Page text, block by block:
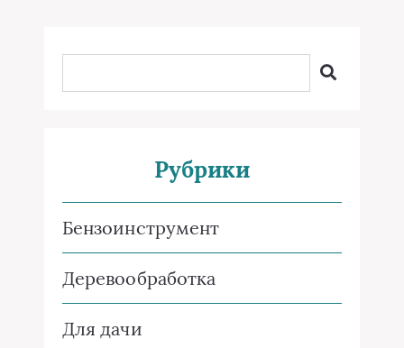
Рубрики
Бензоинструмент
Деревообработка
Для дачи